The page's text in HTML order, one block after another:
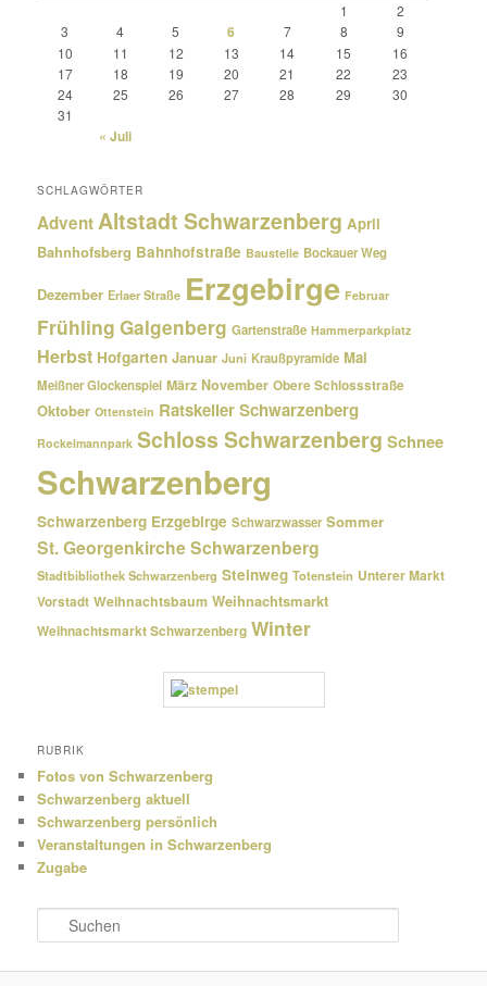
1
2
3
4 5 6 7 8
9
10
11 12 13 14 15
16
17
18 19 20 21 22
23
24
25 26 27 28 29
30
31
« Juli
SCHLAGWÖRTER
AdventAltstadt Schwarzenberg April
Bahnhofsberg Bahnhofstraße Baustelle Bockauer Weg
Dezember Erlaer Straße Erzgebirge Februar
Frühling Galgenberg Gartenstraße Hammerparkplatz
Herbst Hofgarten Januar Juni Kraußpyramide Mai
Meißner Glockenspiel März November Obere Schlossstraße
Oktober Ottenstein Ratskeller Schwarzenberg
Rockelmannpark Schloss Schwarzenberg Schnee
Schwarzenberg
Schwarzenberg Erzgebirge Schwarzwasser Sommer
St. Georgenkirche Schwarzenberg
Stadtbibliothek Schwarzenberg Steinweg Totenstein Unterer Markt
Vorstadt Weihnachtsbaum Weihnachtsmarkt
Weihnachtsmarkt Schwarzenberg Winter
RUBRIK
Fotos von Schwarzenberg
Schwarzenberg aktuell
Schwarzenberg persönlich
Veranstaltungen in Schwarzenberg
Zugabe
u